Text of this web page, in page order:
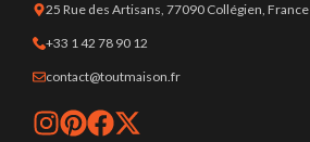
25 Rue des Artisans, 77090 Collégien, France
+33 1 42 78 90 12
contact@toutmaison.fr